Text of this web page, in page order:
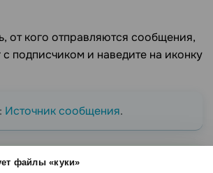
файлы «куки»
от кого отправляются сообщения,
с подписчиком и наведите на иконку
Источник сообщения.
из перечисленного выше